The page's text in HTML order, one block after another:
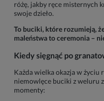
różę, jakby ręce misternych
swoje dzieło.
To buciki, które rozumieją,
maleństwa to ceremonia –
Kiedy sięgnąć po
Każda wielka okazja w życiu
niemowlęce buciki z weluru
momenty: